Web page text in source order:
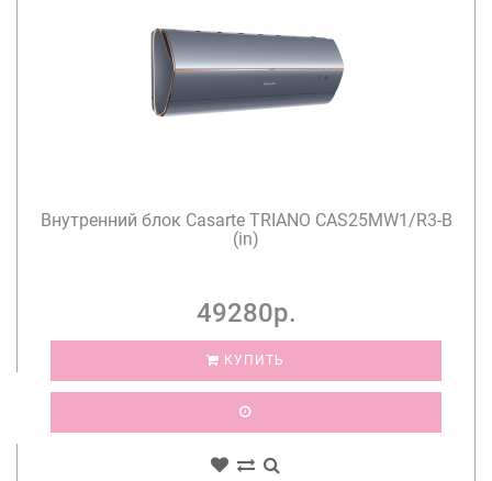
Внутренний блок Casarte TRIANO CAS25MW1/R3-B
(in)
49280р.
КУПИТЬ